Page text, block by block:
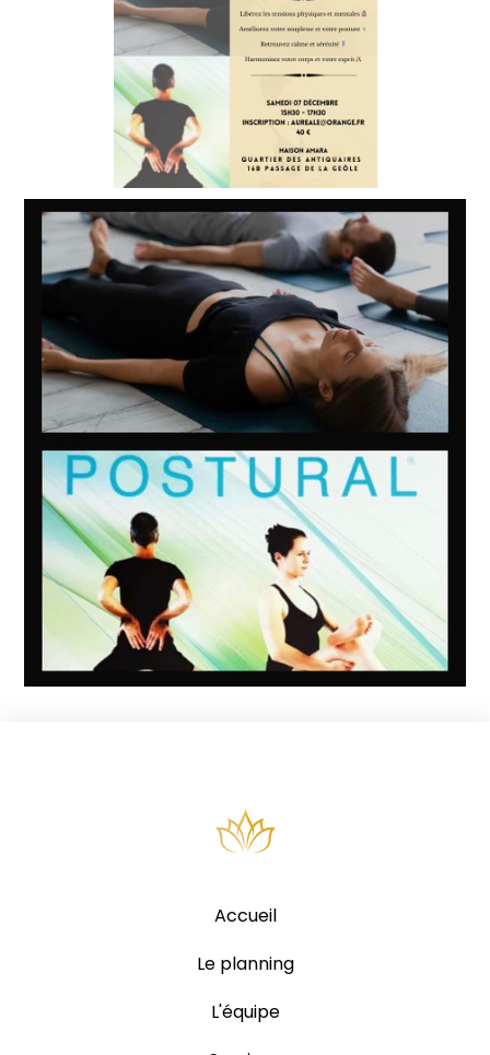
Accueil
Le planning
L'équipe